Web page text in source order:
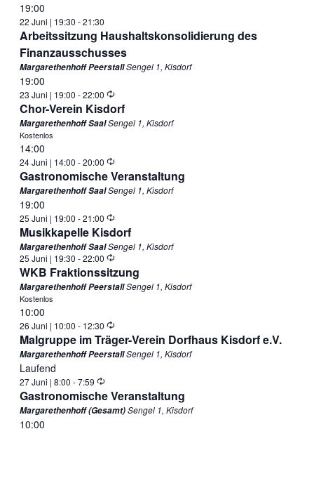
19:00
22 Juni | 19:30 -21:30
Arbeitssitzung Haushaltskonsolidierung des
Finanzausschusses
Margarethenhoff PeerstallSengel 1, Kisdorf
19:00
23 Juni | 19:00 -22:00 Wiederholung
Chor-Verein Kisdorf
Margarethenhoff SaalSengel 1, Kisdorf
Kostenlos
14:00
24 Juni | 14:00 -20:00 Wiederholung
Gastronomische Veranstaltung
Margarethenhoff SaalSengel 1, Kisdorf
19:00
25 Juni | 19:00 -21:00 Wiederholung
Musikkapelle Kisdorf
Margarethenhoff SaalSengel 1, Kisdorf
25 Juni | 19:30 -22:00 Wiederholung
WKB Fraktionssitzung
Margarethenhoff PeerstallSengel 1, Kisdorf
Kostenlos
10:00
26 Juni | 10:00 - 12:30 Wiederholung
Malgruppe im Träger-Verein Dorfhaus Kisdorf e.V.
Margarethenhoff PeerstallSengel 1, Kisdorf
Laufend
27 Juni | 8:00 -7:59 Wiederholung
Gastronomische Veranstaltung
Margarethenhoff (Gesamt)Sengel 1, Kisdorf
10:00